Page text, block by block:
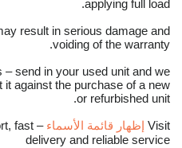
applying full load.
result in serious damage and
voiding of the warranty.
– send in your used unit and we
against the purchase of a new
or refurbished unit.
Visit إظهار قائمة الأسماء
fast
delivery and reliable service